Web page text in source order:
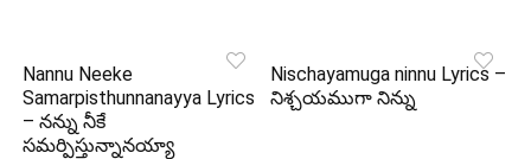
Nannu Neeke
Samarpisthunnanayya Lyrics
– నన్ను నీకే
సమర్పిస్తున్నానయ్యా
Nischayamuga ninnu Lyrics –
నిశ్చయముగా నిన్ను